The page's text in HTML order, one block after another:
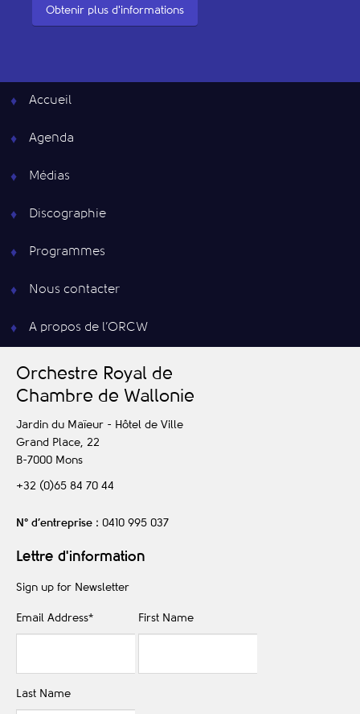
Obtenir plus d'informations
Accueil
Agenda
Médias
Discographie
Programmes
Nous contacter
A propos de l’ORCW
Orchestre Royal de
Chambre de Wallonie
Jardin du Maïeur - Hôtel de Ville
Grand Place, 22
B-7000 Mons
+32 (0)65 84 70 44
N° d’entreprise : 0410 995 037
Lettre d'information
Sign up for Newsletter
Email Address* First Name
Last Name